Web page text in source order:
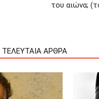
του αιώνα;
ΤΕΛΕΥΤΑΙΑ ΑΡΘΡΑ